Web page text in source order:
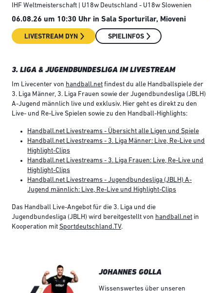
IHF Weltmeisterschaft | U18w Deutschland - U18w Slowenien
06.08.26 um 10:30 Uhr in Sala Sporturilar, Mioveni
LIVESTREAM DYN SPIELINFOS
3. LIGA & JUGENDBUNDESLIGA IM LIVESTREAM
Im Livecenter von handball.net findest du alle Handballspiele der
3. Liga Männer, 3. Liga Frauen sowie der Jugendbundesliga (JBLH)
A-Jugend männlich live und exklusiv. Hier geht es direkt zu den
Live- und Re-Live Spielen sowie zu den Handball-Highlights:
Handball.net Livestreams - Übersicht alle Ligen und Spiele
Handball.net Livestreams - 3. Liga Männer: Live, Re-Live und
Highlight-Clips
Handball.net Livestreams - 3. Liga Frauen: Live, Re-Live und
Highlight-Clips
Handball.net Livestreams - Jugendbundesliga (JBLH) A-
Jugend männlich: Live, Re-Live und Highlight-Clips
Das Handball Live-Angebot für die 3. Liga und die
Jugendbundesliga (JBLH) wird bereitgestellt von handball.net in
Kooperation mit Sportdeutschland.TV.
JOHANNES GOLLA
Wissenswertes über unseren